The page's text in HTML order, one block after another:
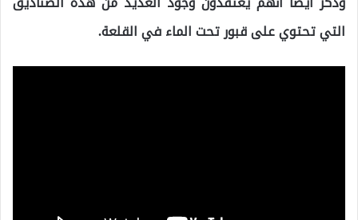
التي تحتوي على قبور تحت الماء في القلعة.